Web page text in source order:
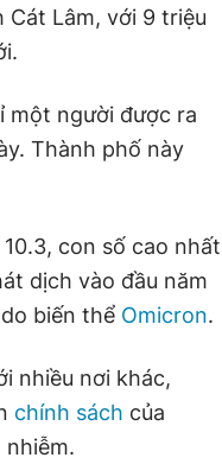
Lâm, với 9 triệu
một người được ra
Thành phố này
con số cao nhất
dịch vào đầu năm
biến thể Omicron.
nhiều nơi khác,
chính sách của
nhiễm.